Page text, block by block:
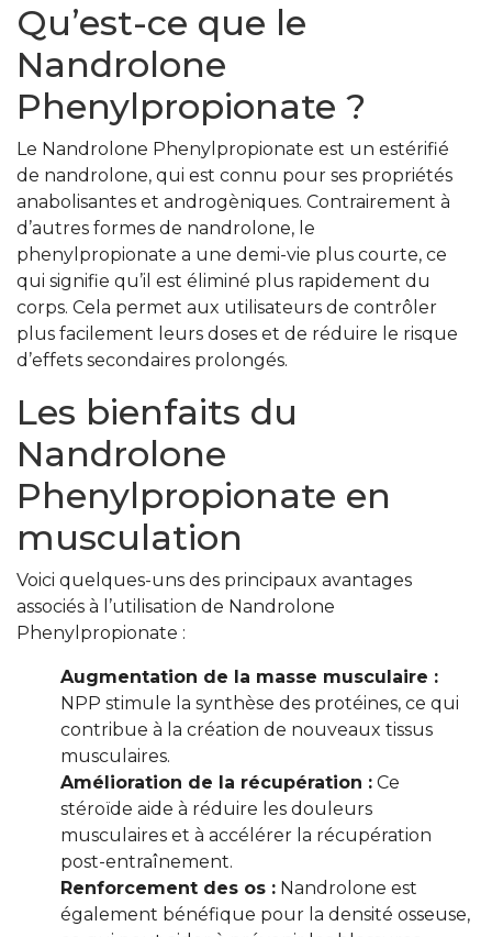
Qu’est-ce que le
Nandrolone
Phenylpropionate ?
Le Nandrolone Phenylpropionate est un estérifié
de nandrolone, qui est connu pour ses propriétés
anabolisantes et androgèniques. Contrairement à
d’autres formes de nandrolone, le
phenylpropionate a une demi-vie plus courte, ce
qui signifie qu’il est éliminé plus rapidement du
corps. Cela permet aux utilisateurs de contrôler
plus facilement leurs doses et de réduire le risque
d’effets secondaires prolongés.
Les bienfaits du
Nandrolone
Phenylpropionate en
musculation
Voici quelques-uns des principaux avantages
associés à l’utilisation de Nandrolone
Phenylpropionate :
Augmentation de la masse musculaire :
NPP stimule la synthèse des protéines, ce qui
contribue à la création de nouveaux tissus
musculaires.
Amélioration de la récupération : Ce
stéroïde aide à réduire les douleurs
musculaires et à accélérer la récupération
post-entraînement.
Renforcement des os : Nandrolone est
également bénéfique pour la densité osseuse,